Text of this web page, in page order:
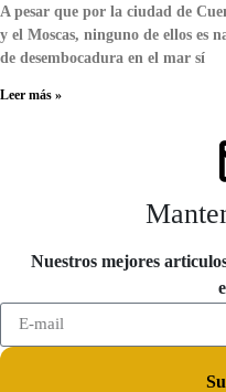
A pesar que por la ciudad de
y el Moscas, ninguno de ellos es
de desembocadura en el mar sí
Leer más »
Nuestros mejores